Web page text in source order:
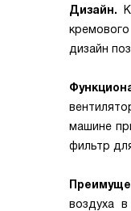
Дизайн.
дизайн
машине
фильтр
воздуха